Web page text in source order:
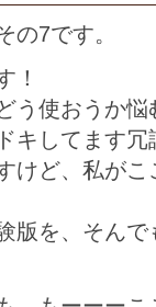
の7です。
！
う使おうか
キしてます冗
けど、私が
版を、そん